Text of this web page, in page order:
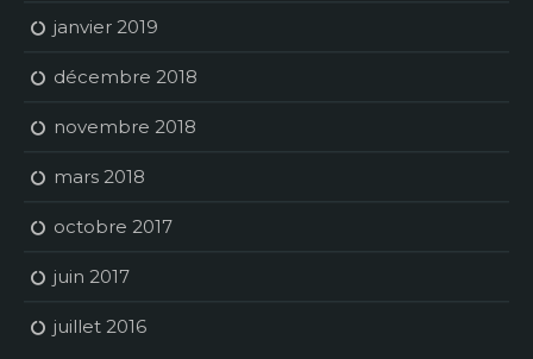
janvier 2019
décembre 2018
novembre 2018
mars 2018
octobre 2017
juin 2017
juillet 2016